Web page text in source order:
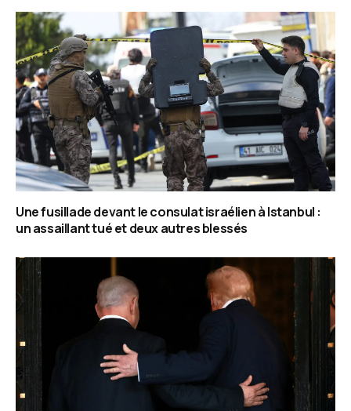
Une fusillade devant le consulat israélien à Istanbul :
un assaillant tué et deux autres blessés